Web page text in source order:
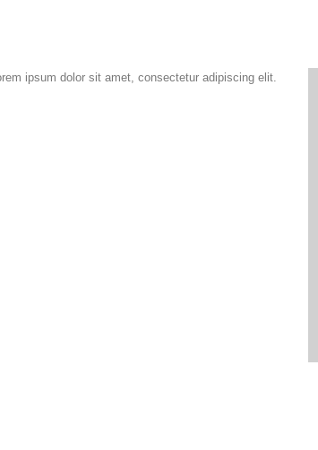
ipsum dolor sit amet, consectetur adipiscing elit.